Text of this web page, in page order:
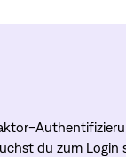
du zum Login